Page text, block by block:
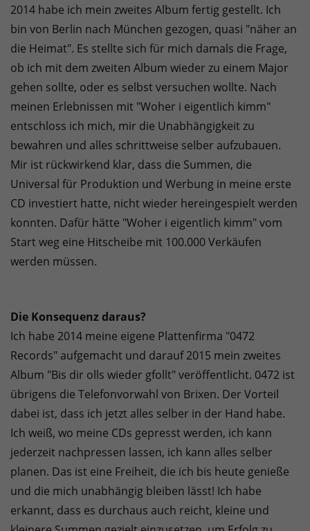
2014 habe ich mein zweites Album fertig gestellt. Ich
bin von Berlin nach München gezogen, quasi "näher an
die Heimat". Es stellte sich für mich damals die Frage,
ob ich mit dem zweiten Album wieder zu einem Major
gehen sollte, oder es selbst versuchen wollte. Nach
meinen Erlebnissen mit "Woher i eigentlich kimm"
entschloss ich mich, mir die Unabhängigkeit zu
bewahren und alles schrittweise selber aufzubauen.
Mir ist rückwirkend klar, dass die Summen, die
Universal für Produktion und Werbung in meine erste
CD investiert hatte, nicht wieder hereingespielt werden
konnten. Dafür hätte "Woher i eigentlich kimm" vom
Start weg eine Hitscheibe mit 100.000 Verkäufen
werden müssen.
Die Konsequenz daraus?
Ich habe 2014 meine eigene Plattenfirma "0472
Records" aufgemacht und darauf 2015 mein zweites
Album "Bis dir olls wieder gfollt" veröffentlicht. 0472 ist
übrigens die Telefonvorwahl von Brixen. Der Vorteil
dabei ist, dass ich jetzt alles selber in der Hand habe.
Ich weiß, wo meine CDs gepresst werden, ich kann
jederzeit nachpressen lassen, ich kann alles selber
planen. Das ist eine Freiheit, die ich bis heute genieße
und die mich unabhängig bleiben lässt! Ich habe
erkannt, dass es durchaus auch reicht, kleine und